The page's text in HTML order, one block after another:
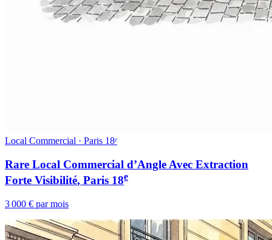
Local Commercial · Paris 18ᵉ
Rare Local Commercial d’Angle Avec Extraction
Forte Visibilité, Paris 18e
3 000 € par mois